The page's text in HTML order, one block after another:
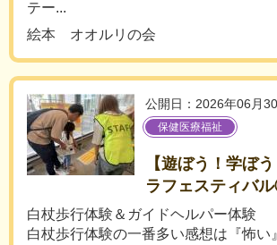
テー...
絵本 オオルリの会
公開日：2026年06月
保健医療福祉
【遊ぼう！学ぼ
ラフェスティバル
白杖歩行体験＆ガイドヘルパー体験
白杖歩行体験の一番多い感想は『怖い